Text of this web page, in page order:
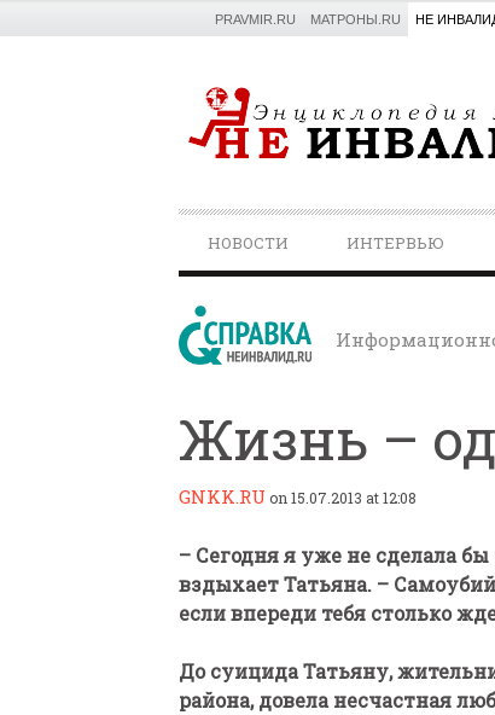
PRAVMIR.RU МАТРОНЫ.RU НЕ
NAVIGATION
НОВОСТИ ИНТЕРВЬЮ
Жизнь –
GNKK.RU on 15.07.2013 at 12:08
– Сегодня я уже не сделала бы
вздыхает Татьяна. –
если впереди тебя столько
До суицида Татьяну,
района, довела несчастная